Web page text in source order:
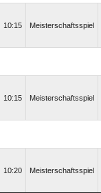
10:15 Meisterschaftsspiel
10:15 Meisterschaftsspiel
10:20 Meisterschaftsspiel